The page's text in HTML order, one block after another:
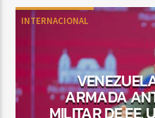
INTERNACIONAL
ARMADA
MILITAR DE EE.